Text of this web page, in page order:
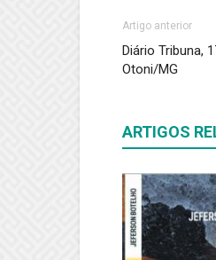
Artigo anterior
Diário Tribuna,
Otoni/MG
ARTIGOS